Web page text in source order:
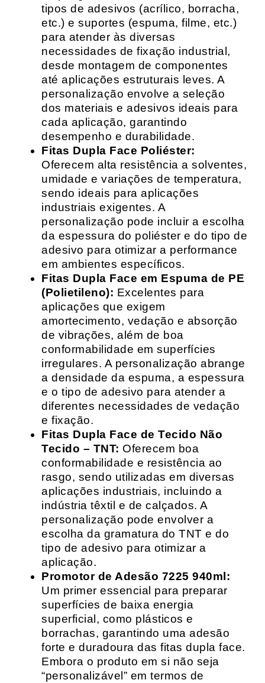
tipos de adesivos (acrílico, borracha,
etc.) e suportes (espuma, filme, etc.)
para atender às diversas
necessidades de fixação industrial,
desde montagem de componentes
até aplicações estruturais leves. A
personalização envolve a seleção
dos materiais e adesivos ideais para
cada aplicação, garantindo
desempenho e durabilidade.
Fitas Dupla Face Poliéster:
Oferecem alta resistência a solventes,
umidade e variações de temperatura,
sendo ideais para aplicações
industriais exigentes. A
personalização pode incluir a escolha
da espessura do poliéster e do tipo de
adesivo para otimizar a performance
em ambientes específicos.
Fitas Dupla Face em Espuma de PE
(Polietileno): Excelentes para
aplicações que exigem
amortecimento, vedação e absorção
de vibrações, além de boa
conformabilidade em superfícies
irregulares. A personalização abrange
a densidade da espuma, a espessura
e o tipo de adesivo para atender a
diferentes necessidades de vedação
e fixação.
Fitas Dupla Face de Tecido Não
Tecido – TNT: Oferecem boa
conformabilidade e resistência ao
rasgo, sendo utilizadas em diversas
aplicações industriais, incluindo a
indústria têxtil e de calçados. A
personalização pode envolver a
escolha da gramatura do TNT e do
tipo de adesivo para otimizar a
aplicação.
Promotor de Adesão 7225 940ml:
Um primer essencial para preparar
superfícies de baixa energia
superficial, como plásticos e
borrachas, garantindo uma adesão
forte e duradoura das fitas dupla face.
Embora o produto em si não seja
“personalizável” em termos de